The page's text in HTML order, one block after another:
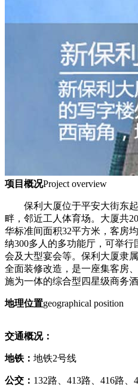
项目概况Project overview
保利大厦位于平安大街东
畔，邻近工人体育场。大厦共
华标准间面积32平方米，客房
纳300多人的多功能厅，可举
会及大型宴会等。保利大厦隶
全面装修改造，是一座集客房
施为一体的综合型四星级商务酒
地理位置geographical position
交通概况：
地铁： 地铁2号线
公交： 132路、413路、416路